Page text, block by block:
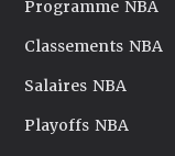
Programme NBA
Classements NBA
Salaires NBA
Playoffs NBA